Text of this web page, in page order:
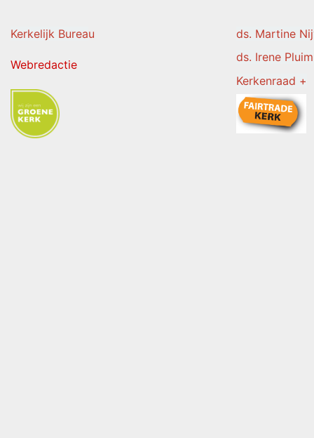
Kerkelijk Bureau ds. Martine
Webredactie
ds. Irene Pluim
Kerkenraad +